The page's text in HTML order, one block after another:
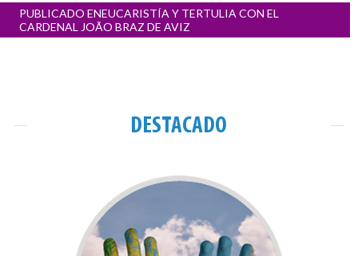
Navegación
entradas
PUBLICADO ENEUCARISTÍA Y TERTULIA CON EL
CARDENAL JOÃO BRAZ DE AVIZ
DESTACADO